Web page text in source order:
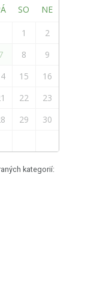
SO NE
1
2
8
9
15
16
22
23
29
30
kategorií: